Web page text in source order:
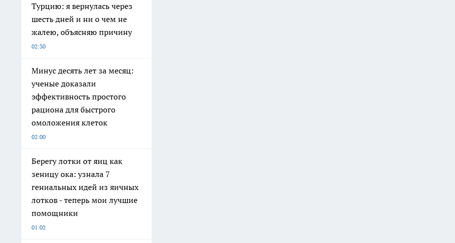
Турцию: я вернулась через
шесть дней и ни о чем не
жалею, объясняю причину
02:30
Минус десять лет за месяц:
ученые доказали
эффективность простого
рациона для быстрого
омоложения клеток
02:00
Берегу лотки от яиц как
зеницу ока: узнала 7
гениальных идей из яичных
лотков - теперь мои лучшие
помощники
01:02